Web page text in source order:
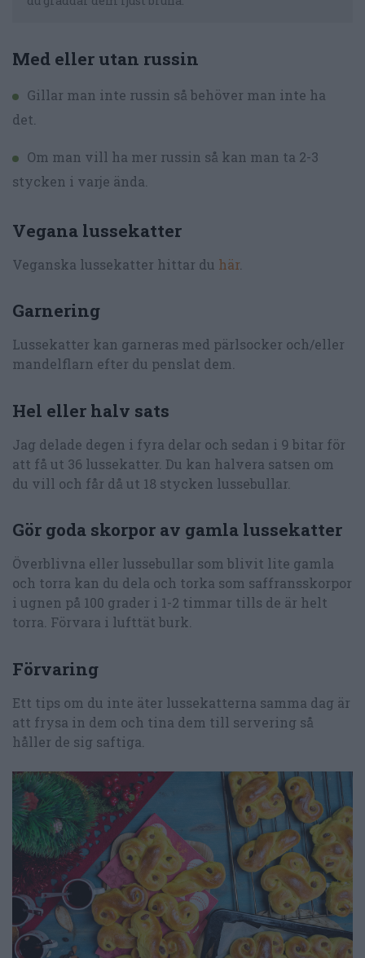
Med eller utan russin
Gillar man inte russin så behöver man inte ha
det.
Om man vill ha mer russin så kan man ta 2-3
stycken i varje ända.
Vegana lussekatter
Veganska lussekatter hittar du här.
Garnering
Lussekatter kan garneras med pärlsocker och/eller
mandelflarn efter du penslat dem.
Hel eller halv sats
Jag delade degen i fyra delar och sedan i 9 bitar för
att få ut 36 lussekatter. Du kan halvera satsen om
du vill och får då ut 18 stycken lussebullar.
Gör goda skorpor av gamla lussekatter
Överblivna eller lussebullar som blivit lite gamla
och torra kan du dela och torka som saffransskorpor
i ugnen på 100 grader i 1-2 timmar tills de är helt
torra. Förvara i lufttät burk.
Förvaring
Ett tips om du inte äter lussekatterna samma dag är
att frysa in dem och tina dem till servering så
håller de sig saftiga.